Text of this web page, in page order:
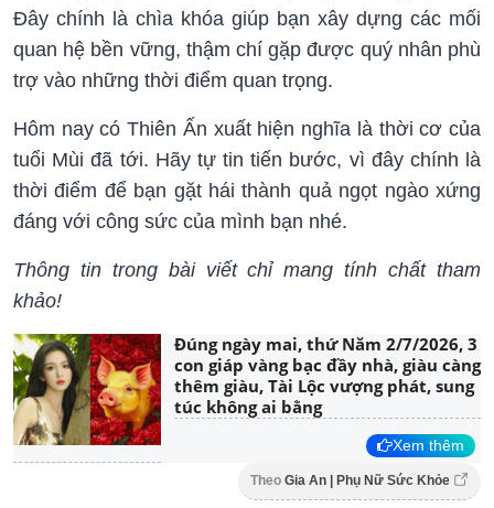
Đây chính là chìa khóa giúp bạn xây dựng các mối
quan hệ bền vững, thậm chí gặp được quý nhân phù
trợ vào những thời điểm quan trọng.
Hôm nay có Thiên Ấn xuất hiện nghĩa là thời cơ của
tuổi Mùi đã tới. Hãy tự tin tiến bước, vì đây chính là
thời điểm để bạn gặt hái thành quả ngọt ngào xứng
đáng với công sức của mình bạn nhé.
Thông tin trong bài viết chỉ mang tính chất tham
khảo!
Đúng ngày mai, thứ Năm 2/7/2026, 3
con giáp vàng bạc đầy nhà, giàu càng
thêm giàu, Tài Lộc vượng phát, sung
túc không ai bằng
Xem thêm
Theo Gia An | Phụ Nữ Sức Khỏe